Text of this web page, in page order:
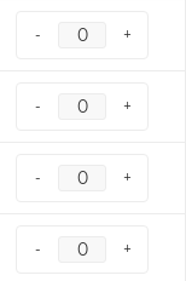
- +
- +
- +
- +